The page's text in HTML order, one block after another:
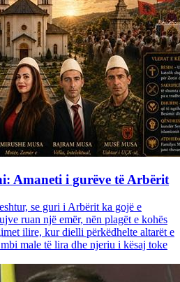
Amaneti i gurëve të Arbërit
se guri i Arbërit ka gojë e
ruan një emër, nën plagët e kohës
ilire, kur dielli përkëdhelte altarët e
male të lira dhe njeriu i kësaj toke